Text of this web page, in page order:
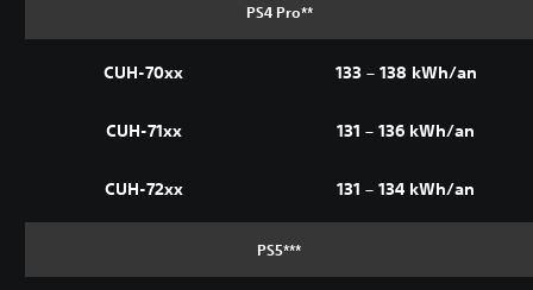
PS4 Pro**
CUH-70xx
CUH-71xx
CUH-72xx
133 – 138 kWh/an
131 – 136 kWh/an
131 – 134 kWh/an
PS5***